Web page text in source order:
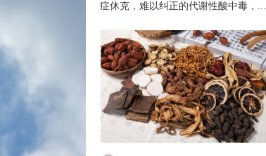
症休克，难以纠正的代谢性酸中毒，...